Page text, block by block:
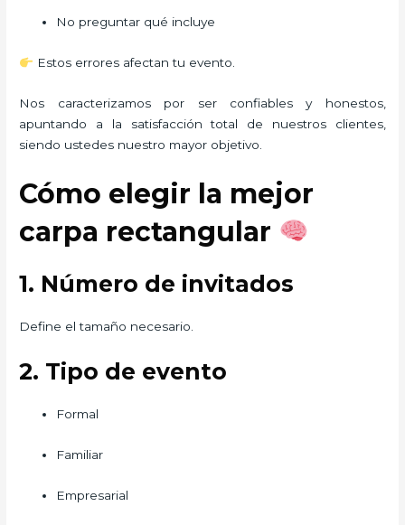
No preguntar qué incluye
Estos errores afectan tu evento.
Nos caracterizamos por ser confiables y honestos,
apuntando a la satisfacción total de nuestros clientes,
siendo ustedes nuestro mayor objetivo.
Cómo elegir la mejor
carpa rectangular
1. Número de invitados
Define el tamaño necesario.
2. Tipo de evento
Formal
Familiar
Empresarial